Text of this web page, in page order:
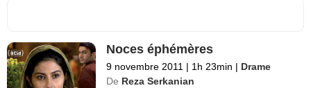
Noces éphémères
9 novembre 2011 | 1h 23min | Drame
De Reza Serkanian